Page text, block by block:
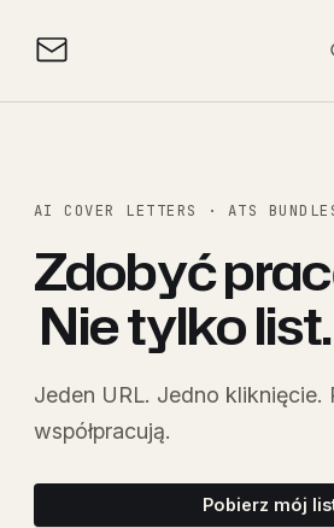
AI COVER LETTERS · ATS
Zdobyć
Nie tylko list.
Jeden URL. Jedno
współpracują.
Pobierz mój